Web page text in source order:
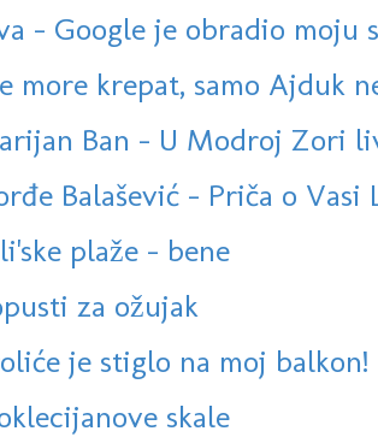
- Google je obradio moju
more krepat, samo Ajduk
Ban - U Modroj Zori
Balašević - Priča o Vasi
plaže - bene
za ožujak
je stiglo na moj balkon!
skale